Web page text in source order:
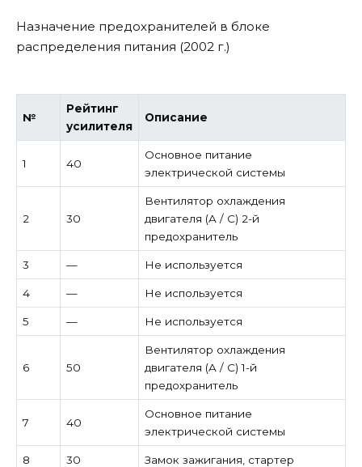
Назначение предохранителей в блоке
распределения питания (2002 г.)
№
Рейтинг
усилителя
Описание
1 40
Основное питание
электрической системы
2 30
Вентилятор охлаждения
двигателя (A / C) 2-й
предохранитель
3 — Не используется
4 — Не используется
5 — Не используется
6 50
Вентилятор охлаждения
двигателя (A / C) 1-й
предохранитель
7 40
Основное питание
электрической системы
8 30 Замок зажигания, стартер